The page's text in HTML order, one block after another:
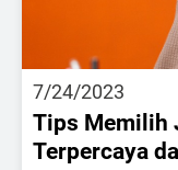
7/24/2023
Tips Memilih
Terpercaya